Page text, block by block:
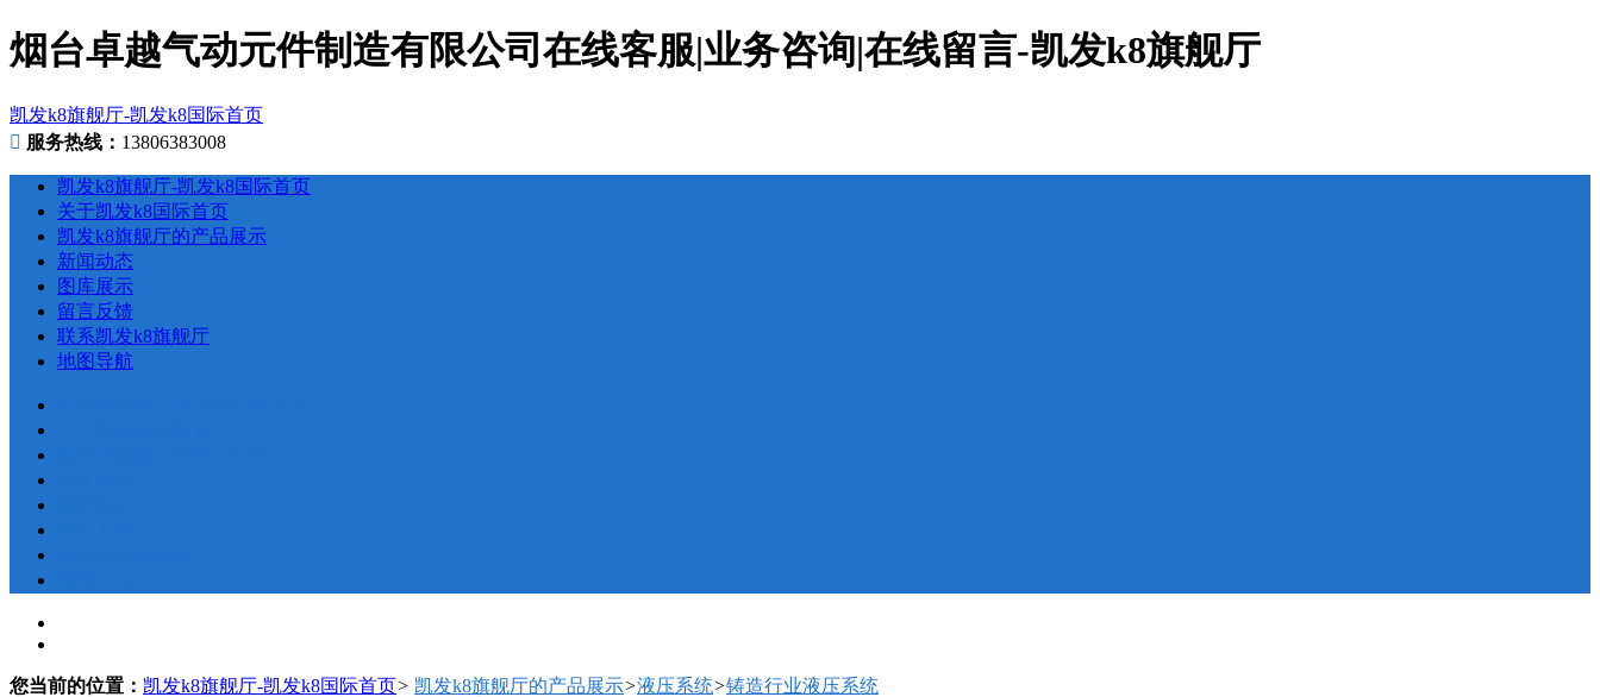
烟台卓越气动元件制造有限公司在线客服|业务咨询|在线留言-凯发k8旗舰厅
凯发k8旗舰厅-凯发k8国际首页
服务热线： 13806383008
凯发k8旗舰厅-凯发k8国际首页
关于凯发k8国际首页
凯发k8旗舰厅的产品展示
新闻动态
图库展示
留言反馈
联系凯发k8旗舰厅
地图导航
您当前的位置： 凯发k8旗舰厅-凯发k8国际首页> 凯发k8旗舰厅的产品展示>液压系统>铸造行业液压系统